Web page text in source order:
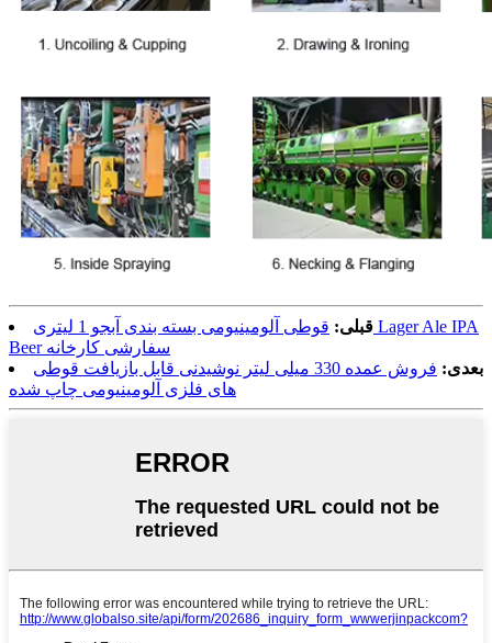
قبلی:
قوطی آلومینیومی بسته بندی آبجو 1 لیتری Lager Ale IPA
Beer سفارشی کارخانه
بعدی:
فروش عمده 330 میلی لیتر نوشیدنی قابل بازیافت قوطی
های فلزی آلومینیومی چاپ شده